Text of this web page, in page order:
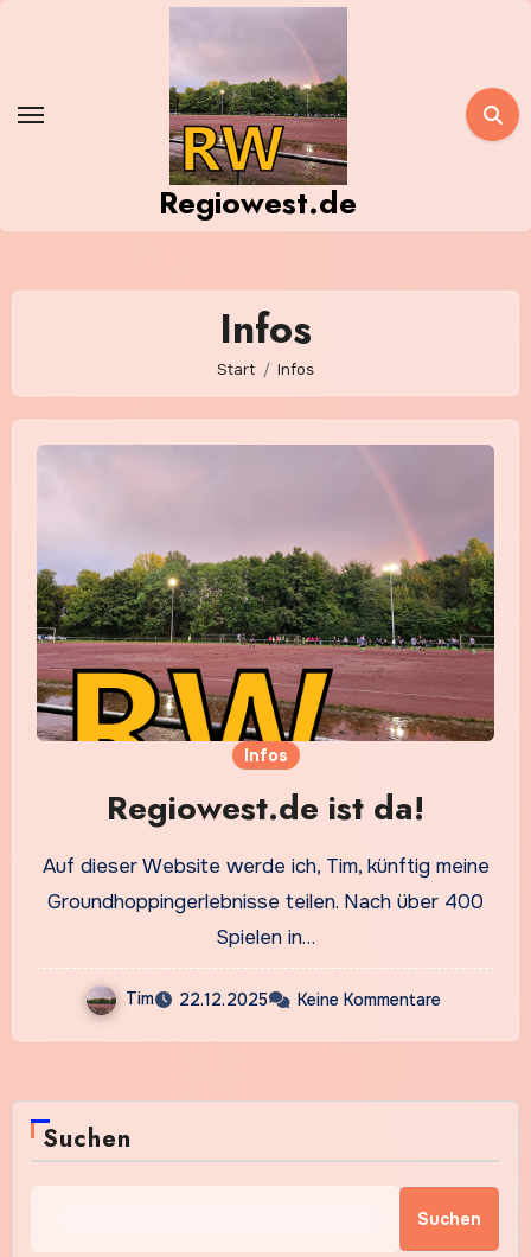
Regiowest.de
Infos
Start Infos
Infos
Regiowest.de ist da!
Auf dieser Website werde ich, Tim, künftig meine
Groundhoppingerlebnisse teilen. Nach über 400
Spielen in…
Tim 22.12.2025 Keine Kommentare
Suchen
Suchen